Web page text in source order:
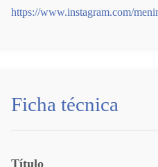
https://www.instagram.com/
Ficha técnica
Título